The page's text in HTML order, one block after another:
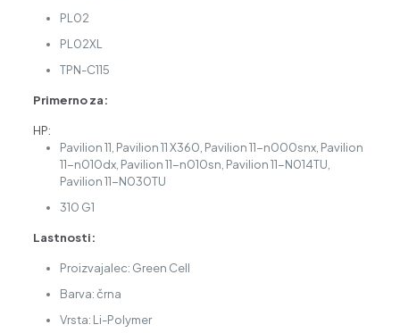
PL02
PL02XL
TPN-C115
Primerno za:
HP:
Pavilion 11, Pavilion 11 X360, Pavilion 11-n000snx, Pavilion
11-n010dx, Pavilion 11-n010sn, Pavilion 11-N014TU,
Pavilion 11-N030TU
310 G1
Lastnosti:
Proizvajalec: Green Cell
Barva: črna
Vrsta: Li-Polymer